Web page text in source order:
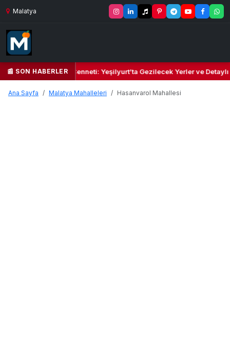
Malatya
📰 SON HABERLER
Yeşil Kalbi ve Kültür Cenneti: Yeşilyurt’ta Gezilecek Yerler ve Detaylı
Ana Sayfa Malatya Mahalleleri Hasanvarol Mahallesi